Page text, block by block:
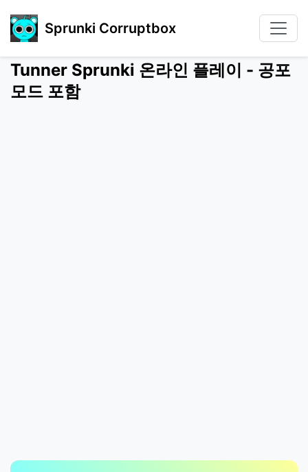
Sprunki Corruptbox
Tunner Sprunki 온라인 플레이 - 공포
모드 포함